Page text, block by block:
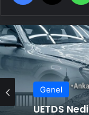
Genel
UETDS